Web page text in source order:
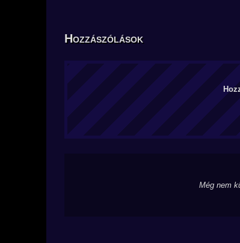
Hozzászólások
Még nem